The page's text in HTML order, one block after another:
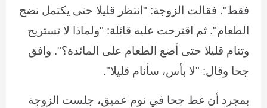
فقط". فقالت الزوجة: "انتظر قليلا حتى يكتمل نضج
الطعام". ثم اقترحت عليه قائلة: "ولماذا لا تستريح
وتنام قليلا حتى أضع الطعام على المائدة؟". وافق
جحا وقال: "لا بأس، سأنام قليلا".
بمجرد أن غط جحا في نوم عميق، جلست الزوجة